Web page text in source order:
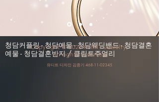
청담커플링 - 청담예물 - 청담웨딩밴드 - 청담결혼
예물 - 청담결혼반지 / 클림트주얼리
Copyright © 2023 KLIMT Jewelry,
All rights reserved
유디트 디자인 김종기 468-11-02345